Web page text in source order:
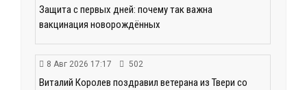
Защита с первых дней: почему так важна
вакцинация новорождённых
8 Авг 2026 17:17 502
Виталий Королев поздравил ветерана из Твери со